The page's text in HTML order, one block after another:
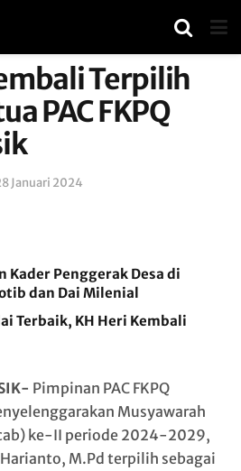
Terpilih
PAC FKPQ
Januari 2024
Kader Penggerak Desa di
dan Dai Milenial
Terbaik, KH Heri Kembali
Pimpinan PAC FKPQ
Musyawarah
ke-II periode 2024-2029,
M.Pd terpilih sebagai